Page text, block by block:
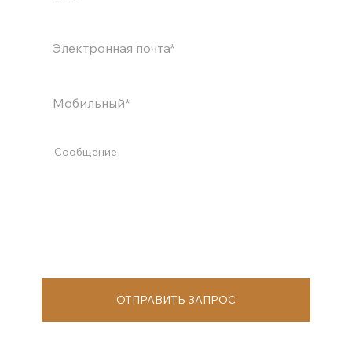
ОТПРАВИТЬ ЗАПРОС